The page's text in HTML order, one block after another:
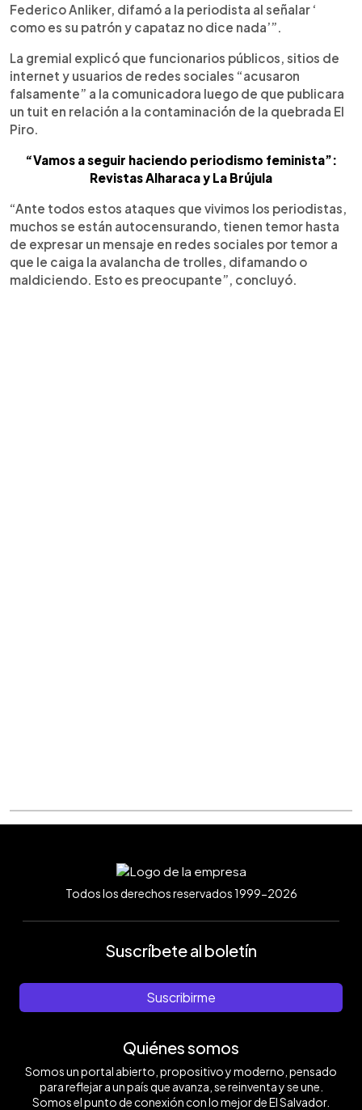
Federico Anliker, difamó a la periodista al señalar ‘
como es su patrón y capataz no dice nada’”.
La gremial explicó que funcionarios públicos, sitios de
internet y usuarios de redes sociales “acusaron
falsamente” a la comunicadora luego de que publicara
un tuit en relación a la contaminación de la quebrada El
Piro.
“Vamos a seguir haciendo periodismo feminista”:
Revistas Alharaca y La Brújula
“Ante todos estos ataques que vivimos los periodistas,
muchos se están autocensurando, tienen temor hasta
de expresar un mensaje en redes sociales por temor a
que le caiga la avalancha de trolles, difamando o
maldiciendo. Esto es preocupante”, concluyó.
Todos los derechos reservados 1999-2026
Suscríbete al boletín
Suscribirme
Quiénes somos
Somos un portal abierto, propositivo y moderno, pensado
para reflejar a un país que avanza, se reinventa y se une.
Somos el punto de conexión con lo mejor de El Salvador.